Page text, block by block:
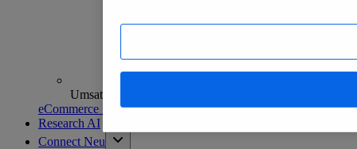
Umsatzanalysen und -prognosen
eCommerce Insights entdecken
Research AI
Connect Neu